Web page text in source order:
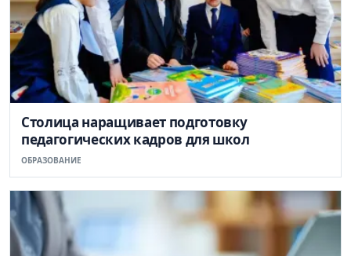
Столица наращивает подготовку
педагогических кадров для школ
ОБРАЗОВАНИЕ